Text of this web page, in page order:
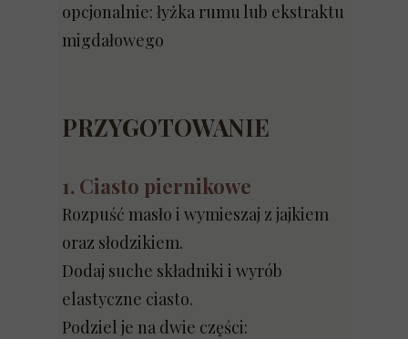
opcjonalnie: łyżka rumu lub ekstraktu
migdałowego
PRZYGOTOWANIE
1. Ciasto piernikowe
Rozpuść masło i wymieszaj z jajkiem
oraz słodzikiem.
Dodaj suche składniki i wyrób
elastyczne ciasto.
Podziel je na dwie części: